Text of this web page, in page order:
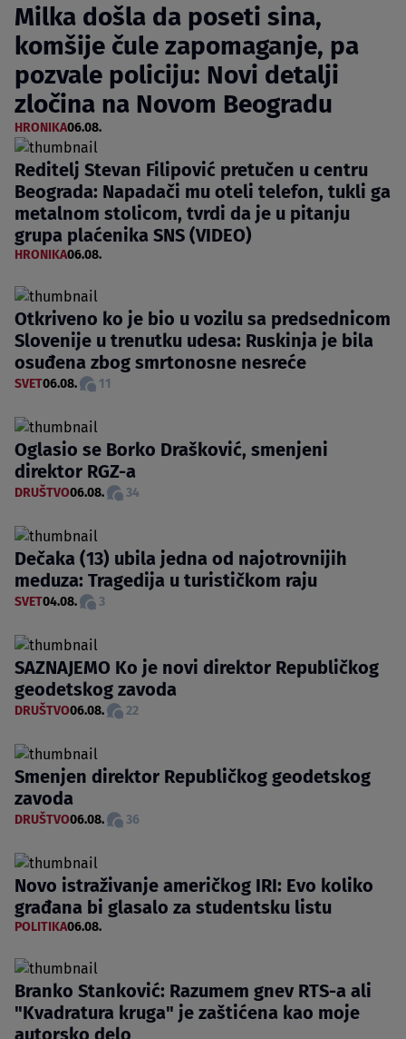
Milka došla da poseti sina,
komšije čule zapomaganje, pa
pozvale policiju: Novi detalji
zločina na Novom Beogradu
HRONIKA06.08.
Reditelj Stevan Filipović pretučen u centru
Beograda: Napadači mu oteli telefon, tukli ga
metalnom stolicom, tvrdi da je u pitanju
grupa plaćenika SNS (VIDEO)
HRONIKA06.08.
Otkriveno ko je bio u vozilu sa predsednicom
Slovenije u trenutku udesa: Ruskinja je bila
osuđena zbog smrtonosne nesreće
SVET06.08. 11
Oglasio se Borko Drašković, smenjeni
direktor RGZ-a
DRUŠTVO06.08. 34
Dečaka (13) ubila jedna od najotrovnijih
meduza: Tragedija u turističkom raju
SVET04.08. 3
SAZNAJEMO Ko je novi direktor Republičkog
geodetskog zavoda
DRUŠTVO06.08. 22
Smenjen direktor Republičkog geodetskog
zavoda
DRUŠTVO06.08. 36
Novo istraživanje američkog IRI: Evo koliko
građana bi glasalo za studentsku listu
POLITIKA06.08.
Branko Stanković: Razumem gnev RTS-a ali
"Kvadratura kruga" je zaštićena kao moje
autorsko delo